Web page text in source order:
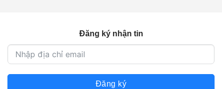
Đăng ký nhận tin
Đăng ký